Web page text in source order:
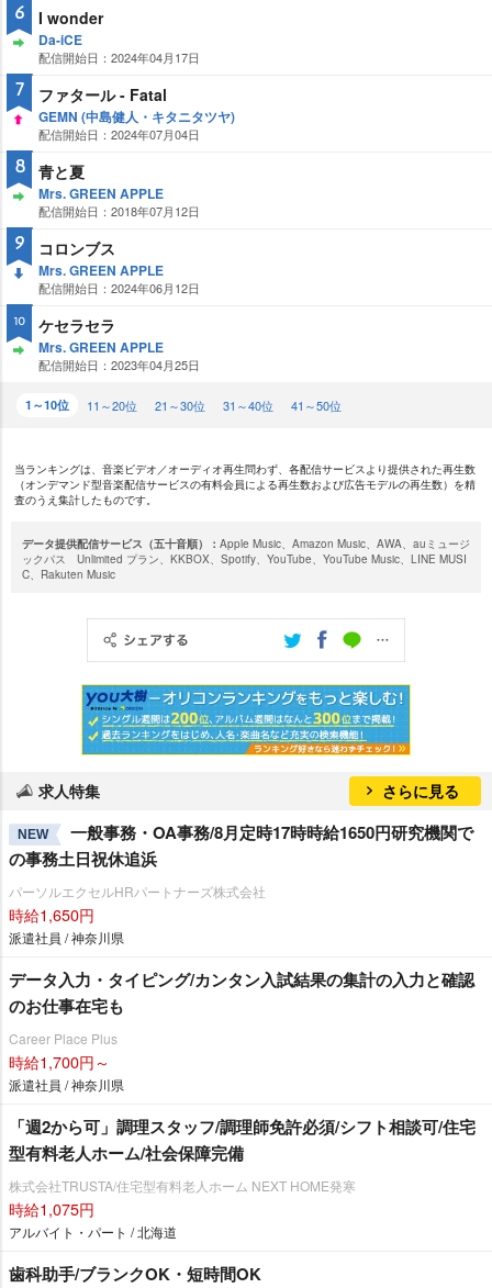
6
AY
I wonder
Da-iCE
配信開始日：2024年04月17日
7 ファタール - Fatal
GEMN (中島健人・キタニタツヤ)
配信開始日：2024年07月04日
8
AY
青と夏
Mrs. GREEN APPLE
配信開始日：2018年07月12日
9
WN
コロンブス
Mrs. GREEN APPLE
配信開始日：2024年06月12日
10 ケセラセラ
Mrs. GREEN APPLE
配信開始日：2023年04月25日
1～10位 11～20位 21～30位 31～40位 41～50位
当ランキングは、音楽ビデオ／オーディオ再生問わず、各配信サービスより提供された再生数
（オンデマンド型音楽配信サービスの有料会員による再生数および広告モデルの再生数）を精
査のうえ集計したものです。
データ提供配信サービス（五十音順）： Apple Music、Amazon Music、AWA、auミュージ
ックパス Unlimited プラン、KKBOX、Spotify、YouTube、YouTube Music、LINE MUSI
C、Rakuten Music
求人特集 さらに見る
NEW
一般事務・OA事務/8月定時17時時給1650円研究機関で
の事務土日祝休追浜
パーソルエクセルHRパートナーズ株式会社
時給1,650円
派遣社員 / 神奈川県
データ入力・タイピング/カンタン入試結果の集計の入力と確認
のお仕事在宅も
Career Place Plus
時給1,700円～
派遣社員 / 神奈川県
「週2から可」調理スタッフ/調理師免許必須/シフト相談可/住宅
型有料老人ホーム/社会保障完備
株式会社TRUSTA/住宅型有料老人ホーム NEXT HOME発寒
時給1,075円
アルバイト・パート / 北海道
歯科助手/ブランクOK・短時間OK